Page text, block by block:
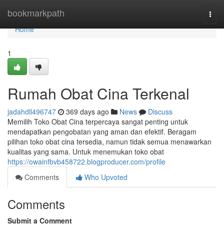
bookmarkpath
Home
Home
1
Rumah Obat Cina Terkenal
jadahdll496747 369 days ago News
Discuss
Memilih Toko Obat Cina terpercaya sangat penting untuk
mendapatkan pengobatan yang aman dan efektif. Beragam
pilihan toko obat cina tersedia, namun tidak semua menawarkan
kualitas yang sama. Untuk menemukan toko obat
https://owainfbvb458722.blogproducer.com/profile
Comments
Who Upvoted
Comments
Submit a Comment